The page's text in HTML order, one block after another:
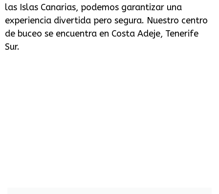
las Islas Canarias, podemos garantizar una
experiencia divertida pero segura. Nuestro centro
de buceo se encuentra en Costa Adeje, Tenerife
Sur.